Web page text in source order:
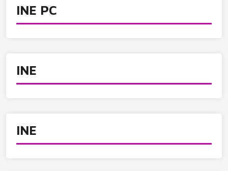
INE PC
INE
INE